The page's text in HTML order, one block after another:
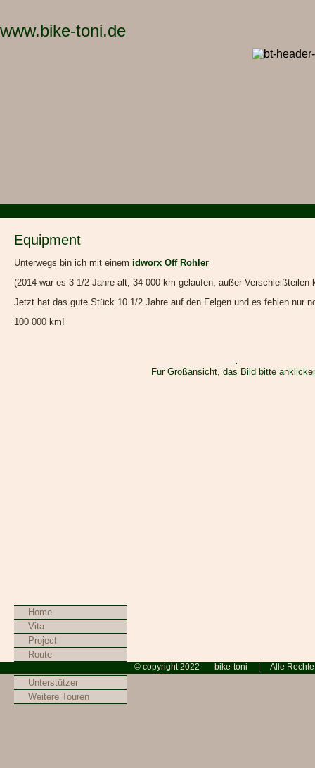
www.bike-toni.de
Equipment
Unterwegs bin ich mit einem idworx Off Rohler
(2014 war es 3 1/2 Jahre alt, 34 000 km gelaufen, außer Verschleißteilen
Jetzt hat das gute Stück 10 1/2 Jahre auf den Felgen und es fehlen nur
100 000 km!
Für Großansicht, das Bild bitte
Navigation
überspringen
Home
Vita
Project
Route
Unterstützer
Weitere Touren
© copyright 2022 bike-toni